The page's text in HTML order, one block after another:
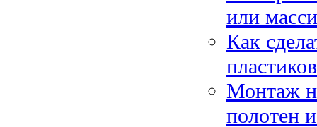
или
Как
Монтаж
полотен